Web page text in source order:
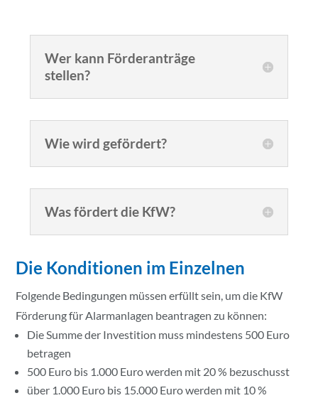
Wer kann Förderanträge
stellen?
Wie wird gefördert?
Was fördert die KfW?
Die Konditionen im Einzelnen
Folgende Bedingungen müssen erfüllt sein, um die KfW
Förderung für Alarmanlagen beantragen zu können:
Die Summe der Investition muss mindestens 500 Euro
betragen
500 Euro bis 1.000 Euro werden mit 20 % bezuschusst
über 1.000 Euro bis 15.000 Euro werden mit 10 %